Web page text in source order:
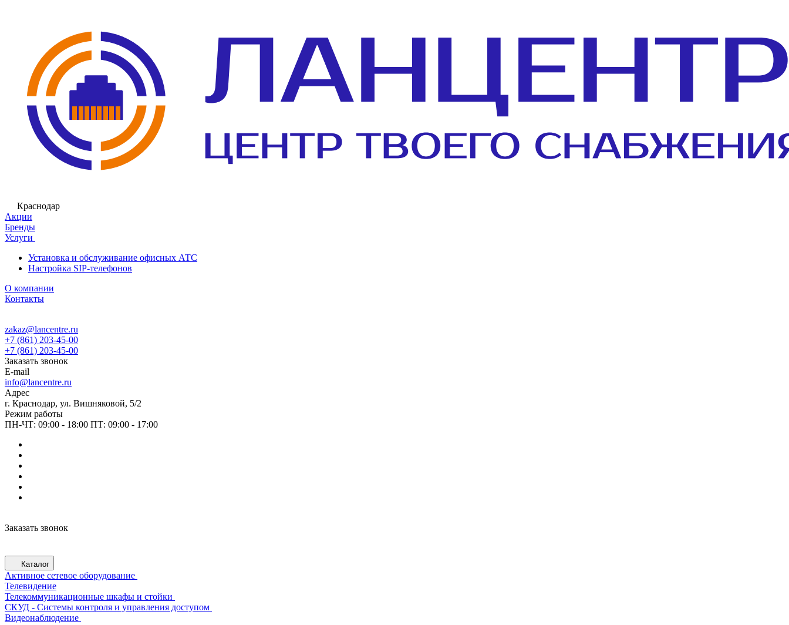
Краснодар
Акции
Бренды
Услуги
Установка и обслуживание офисных АТС
Настройка SIP-телефонов
О компании
Контакты
zakaz@lancentre.ru
+7 (861) 203-45-00
+7 (861) 203-45-00
Заказать звонок
E-mail
info@lancentre.ru
Адрес
г. Краснодар, ул. Вишняковой, 5/2
Режим работы
ПН-ЧТ: 09:00 - 18:00 ПТ: 09:00 - 17:00
Заказать звонок
Каталог
Активное сетевое оборудование
Телевидение
Телекоммуникационные шкафы и стойки
СКУД - Системы контроля и управления доступом
Видеонаблюдение